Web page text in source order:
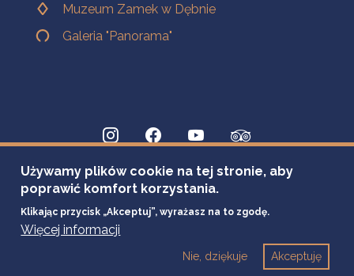
Muzeum Zamek w Dębnie
Galeria "Panorama"
Używamy plików cookie na tej stronie, aby
poprawić komfort korzystania.
Klikając przycisk „Akceptuj”, wyrażasz na to zgodę.
Więcej informacji
Akceptuję
Nie, dziękuje